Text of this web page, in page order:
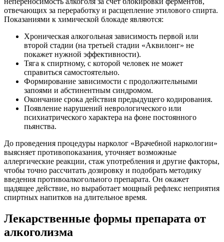
отвечающих за переработку и расщепление этилового спирта.
Показаниями к химической блокаде являются:
Хроническая алкогольная зависимость первой или
второй стадии (на третьей стадии «Аквилонг» не
покажет нужной эффективности).
Тяга к спиртному, с которой человек не может
справиться самостоятельно.
Формирование зависимости с продолжительными
запоями и абстинентным синдромом.
Окончание срока действия предыдущего кодирования.
Появление нарушений неврологического или
психиатрического характера на фоне постоянного
пьянства.
До проведения процедуры нарколог «Врачебной наркологии»
выясняет противопоказания, уточняет возможные
аллергические реакции, стаж употребления и другие факторы,
чтобы точно рассчитать дозировку и подобрать методику
введения противоалкогольного препарата. Он окажет
щадящее действие, но выработает мощный рефлекс неприятия
спиртных напитков на длительное время.
Лекарственные формы препарата от
алкоголизма